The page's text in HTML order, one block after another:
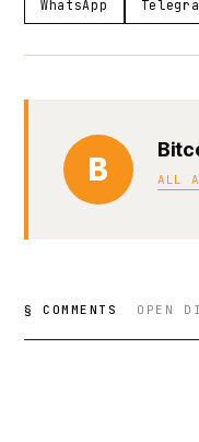
WhatsApp
B ALL
§ COMMENTS OPEN